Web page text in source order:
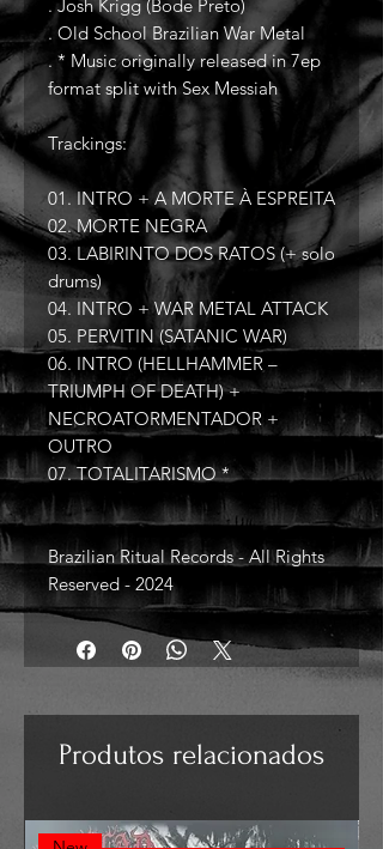
. Josh Krigg (Bode Preto)
. Old School Brazilian War Metal
. * Music originally released in 7ep
format split with Sex Messiah
Trackings:
01. INTRO + A MORTE À ESPREITA
02. MORTE NEGRA
03. LABIRINTO DOS RATOS (+ solo
drums)
04. INTRO + WAR METAL ATTACK
05. PERVITIN (SATANIC WAR)
06. INTRO (HELLHAMMER –
TRIUMPH OF DEATH) +
NECROATORMENTADOR +
OUTRO
07. TOTALITARISMO *
Brazilian Ritual Records - All Rights
Reserved - 2024
Produtos relacionados